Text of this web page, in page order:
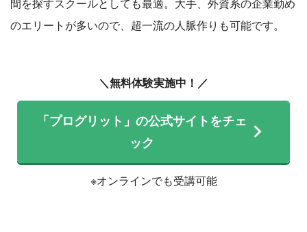
のエリートが多いので、超一流の人脈作りも可能です。
＼無料体験実施中！／
「プログリット」の公式サイトをチェ
ック
※オンラインでも受講可能